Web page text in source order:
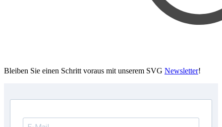
Bleiben Sie einen Schritt voraus mit unserem SVG Newsletter!